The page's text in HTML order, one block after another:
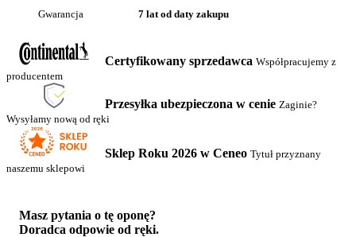
Gwarancja 7 lat od daty zakupu
Certyfikowany sprzedawca Współpracujemy z
producentem
Przesyłka ubezpieczona w cenie Zaginie?
Wysyłamy nową od ręki
Sklep Roku 2026 w Ceneo Tytuł przyznany
naszemu sklepowi
Masz pytania o tę oponę?
Doradca odpowie od ręki.